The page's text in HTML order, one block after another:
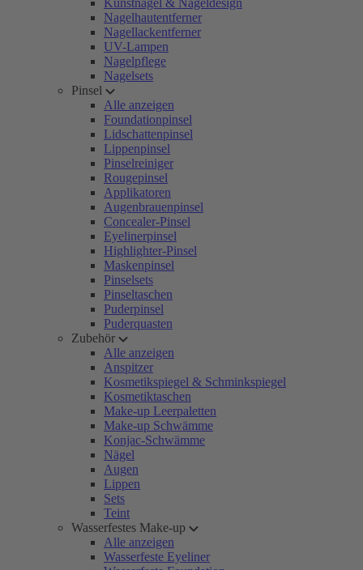
Kunstnägel & Nageldesign
Nagelhautentferner
Nagellackentferner
UV-Lampen
Nagelpflege
Nagelsets
Pinsel
Alle anzeigen
Foundationpinsel
Lidschattenpinsel
Lippenpinsel
Pinselreiniger
Rougepinsel
Applikatoren
Augenbrauenpinsel
Concealer-Pinsel
Eyelinerpinsel
Highlighter-Pinsel
Maskenpinsel
Pinselsets
Pinseltaschen
Puderpinsel
Puderquasten
Zubehör
Alle anzeigen
Anspitzer
Kosmetikspiegel & Schminkspiegel
Kosmetiktaschen
Make-up Leerpaletten
Make-up Schwämme
Konjac-Schwämme
Nägel
Augen
Lippen
Sets
Teint
Wasserfestes Make-up
Alle anzeigen
Wasserfeste Eyeliner